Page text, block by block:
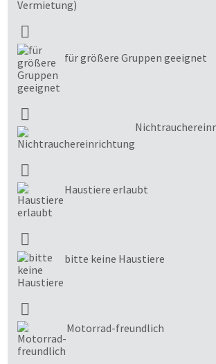
für größere Gruppen geeignet
Haustiere erlaubt
bitte keine Haustiere
Motorrad-freundlich